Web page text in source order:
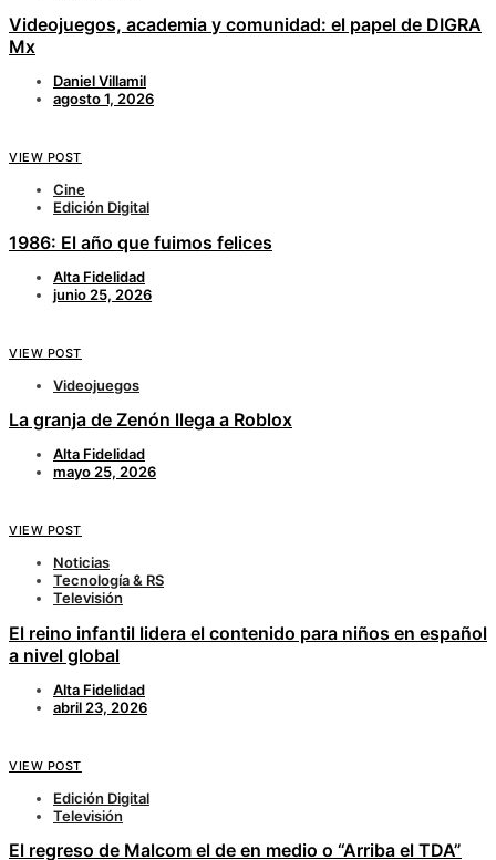
Videojuegos, academia y comunidad: el papel de DIGRA
Mx
Daniel Villamil
agosto 1, 2026
VIEW POST
Cine
Edición Digital
1986: El año que fuimos felices
Alta Fidelidad
junio 25, 2026
VIEW POST
Videojuegos
La granja de Zenón llega a Roblox
Alta Fidelidad
mayo 25, 2026
VIEW POST
Noticias
Tecnología & RS
Televisión
El reino infantil lidera el contenido para niños en español
a nivel global
Alta Fidelidad
abril 23, 2026
VIEW POST
Edición Digital
Televisión
El regreso de Malcom el de en medio o “Arriba el TDA”